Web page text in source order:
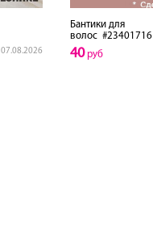
07.08.2026
Бантики для
волос#23401716
40руб